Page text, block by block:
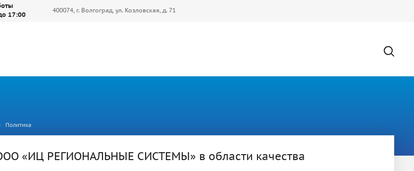
17:00
400074, г. Волгоград, ул. Козловская, д. 71
Политика
«ИЦ РЕГИОНАЛЬНЫЕ СИСТЕМЫ» в области качества